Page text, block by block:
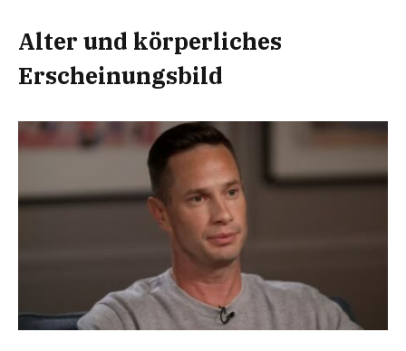
Alter und körperliches
Erscheinungsbild